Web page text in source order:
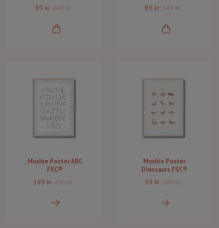
89 kr 149 kr 89 kr 149 kr
Mushie Poster ABC
FSC®
149 kr 249 kr
Mushie Poster
Dinosaurs FSC®
99 kr 189 kr